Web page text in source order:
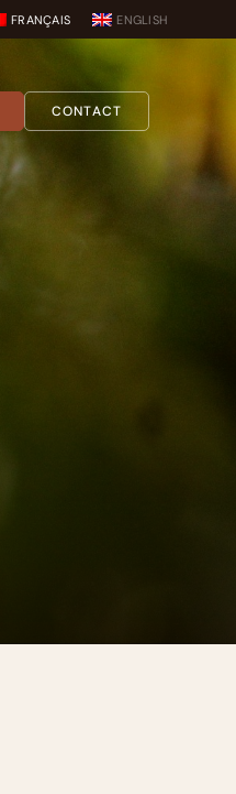
FRANÇAIS ENGLISH
CONTACT